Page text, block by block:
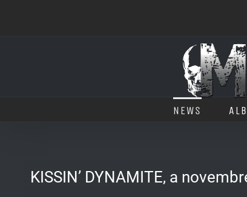
NEWS
KISSIN’ DYNAMITE, a